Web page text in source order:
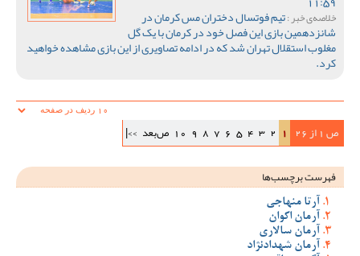
خلاصه‌ی خبر :تیم فوتسال دختران مس کرمان در
شانزدهمین بازی این فصل خود در کرمان با یک گل
مغلوب استقلال تهران شد که در ادامه تصاویری از این بازی مشاهده خواهید
کرد.
ص 1 از 26 1
2
3
4
5
6
7
8
9
10 ص‌بعد >>|
فهرست برچسب‌ها
آرتا منهاجی
آرمان اکوان
آرمان سالاری
آرمان شهدادنژاد